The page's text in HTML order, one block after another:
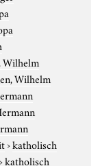
Wilhelm
Wilhelm
›katholisch
katholisch